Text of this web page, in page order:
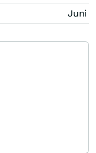
Juni